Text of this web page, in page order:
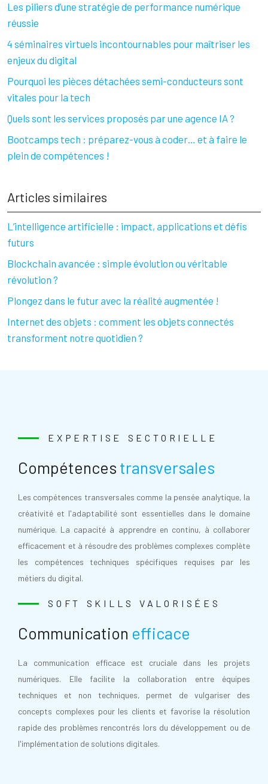
Les piliers d’une stratégie de performance numérique
réussie
4 séminaires virtuels incontournables pour maîtriser les
enjeux du digital
Pourquoi les pièces détachées semi-conducteurs sont
vitales pour la tech
Quels sont les services proposés par une agence IA ?
Bootcamps tech : préparez-vous à coder… et à faire le
plein de compétences !
Articles similaires
L’intelligence artificielle : impact, applications et défis
futurs
Blockchain avancée : simple évolution ou véritable
révolution ?
Plongez dans le futur avec la réalité augmentée !
Internet des objets : comment les objets connectés
transforment notre quotidien ?
EXPERTISE SECTORIELLE
Compétences transversales
Les compétences transversales comme la pensée analytique, la
créativité et l'adaptabilité sont essentielles dans le domaine
numérique. La capacité à apprendre en continu, à collaborer
efficacement et à résoudre des problèmes complexes complète
les compétences techniques spécifiques requises par les
métiers du digital.
SOFT SKILLS VALORISÉES
Communication efficace
La communication efficace est cruciale dans les projets
numériques. Elle facilite la collaboration entre équipes
techniques et non techniques, permet de vulgariser des
concepts complexes pour les clients et favorise la résolution
rapide des problèmes rencontrés lors du développement ou de
l'implémentation de solutions digitales.